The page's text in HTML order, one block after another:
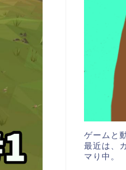
ゲームと
最近は、
マり中。